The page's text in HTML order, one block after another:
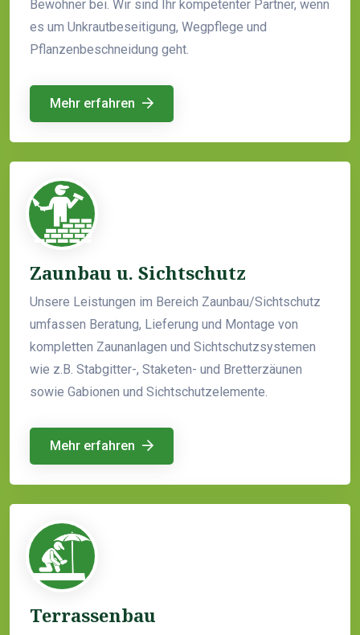
Bewohner bei. Wir sind Ihr kompetenter Partner, wenn
es um Unkrautbeseitigung, Wegpflege und
Pflanzenbeschneidung geht.
Mehr erfahren
Zaunbau u. Sichtschutz
Unsere Leistungen im Bereich Zaunbau/Sichtschutz
umfassen Beratung, Lieferung und Montage von
kompletten Zaunanlagen und Sichtschutzsystemen
wie z.B. Stabgitter-, Staketen- und Bretterzäunen
sowie Gabionen und Sichtschutzelemente.
Mehr erfahren
Terrassenbau